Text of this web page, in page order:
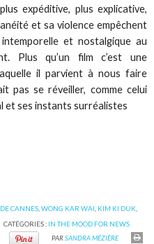
expéditive, plus explicative,
et sa violence empêchent
et nostalgique au
Plus qu’un film c’est une
il parvient à nous faire
pas se réveiller, comme celui
et ses instants surréalistes
CANNES, WONG KAR WAI KIM KI DUK
CATÉGORIES : IN THE MOOD FOR NEWS
PARSANDRA MÉZIÈRE